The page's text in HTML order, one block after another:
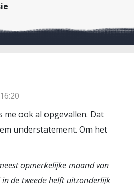
me ook al opgevallen. Dat
understatement. Om het
opmerkelijke maand van
de tweede helft uitzonderlijk